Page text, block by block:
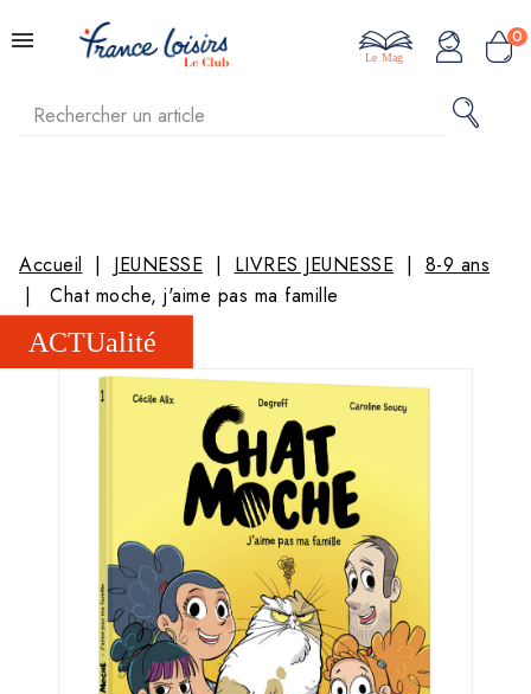
0
Le Mag
Accueil JEUNESSE LIVRES JEUNESSE
8-9 ans
Chat moche, j'aime pas ma famille